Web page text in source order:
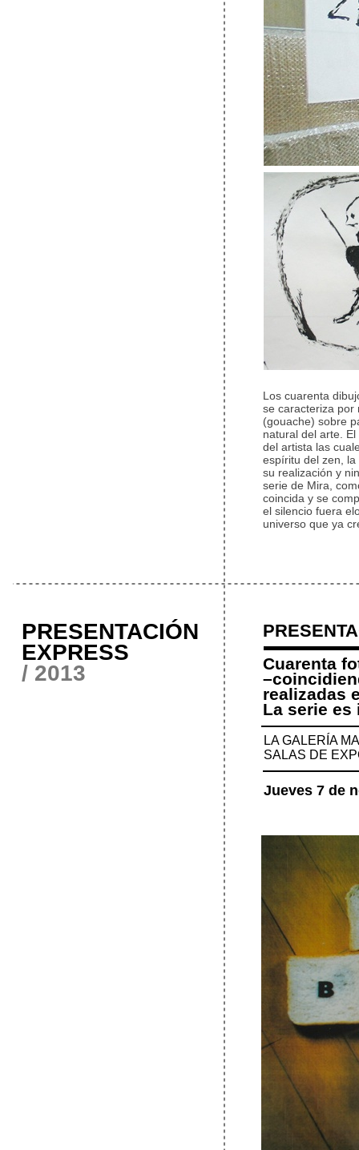
Cuarenta
realizadas
La serie es
LA GALERÍA
SALAS DE
Jueves 7 de
Los cuarenta
se caracteriza por
(gouache) sobre
natural del arte.
del artista las
espíritu del zen,
su realización y
serie de Mira,
coincida y se
el silencio fuera
universo que ya
PRESENTACIÓN
EXPRESS
/ 2013